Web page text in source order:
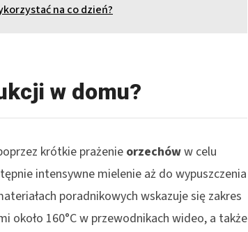
na co dzień?
w domu?
krótkie prażenie orzechóww celu
intensywne mielenie aż do wypuszczenia
poradnikowych wskazuje się zakres
około 160°C w przewodnikach wideo, a także